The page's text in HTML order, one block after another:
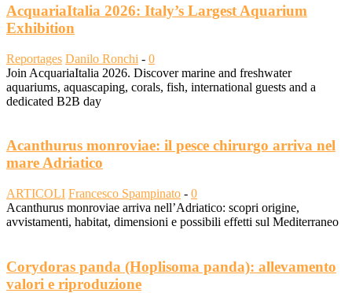
AcquariaItalia 2026: Italy’s Largest Aquarium
Exhibition
Reportages Danilo Ronchi - 0
Join AcquariaItalia 2026. Discover marine and freshwater
aquariums, aquascaping, corals, fish, international guests and a
dedicated B2B day
Acanthurus monroviae: il pesce chirurgo arriva nel
mare Adriatico
ARTICOLI Francesco Spampinato - 0
Acanthurus monroviae arriva nell’Adriatico: scopri origine,
avvistamenti, habitat, dimensioni e possibili effetti sul Mediterraneo
Corydoras panda (Hoplisoma panda): allevamento
valori e riproduzione